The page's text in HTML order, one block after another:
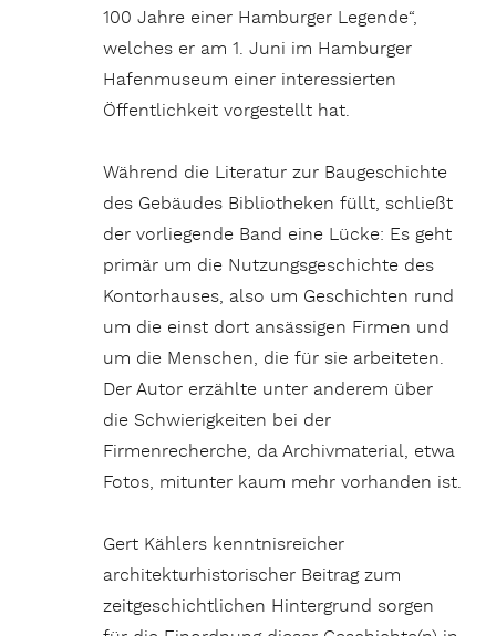
100 Jahre einer Hamburger Legende“,
welches er am 1. Juni im Hamburger
Hafenmuseum einer interessierten
Öffentlichkeit vorgestellt hat.
Während die Literatur zur Baugeschichte
des Gebäudes Bibliotheken füllt, schließt
der vorliegende Band eine Lücke: Es geht
primär um die Nutzungsgeschichte des
Kontorhauses, also um Geschichten rund
um die einst dort ansässigen Firmen und
um die Menschen, die für sie arbeiteten.
Der Autor erzählte unter anderem über
die Schwierigkeiten bei der
Firmenrecherche, da Archivmaterial, etwa
Fotos, mitunter kaum mehr vorhanden ist.
Gert Kählers kenntnisreicher
architekturhistorischer Beitrag zum
zeitgeschichtlichen Hintergrund sorgen